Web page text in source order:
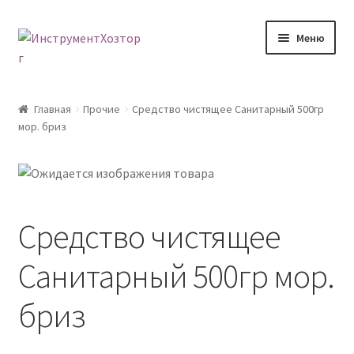
Перейти
Перейти
Меню
Возврат товара
Доставка
Контакты
Мой аккаунт
Главная Прочие
Средство чистящее Санитарный 500гр
мор. бриз
Средство чистящее
Санитарный 500гр мор.
бриз